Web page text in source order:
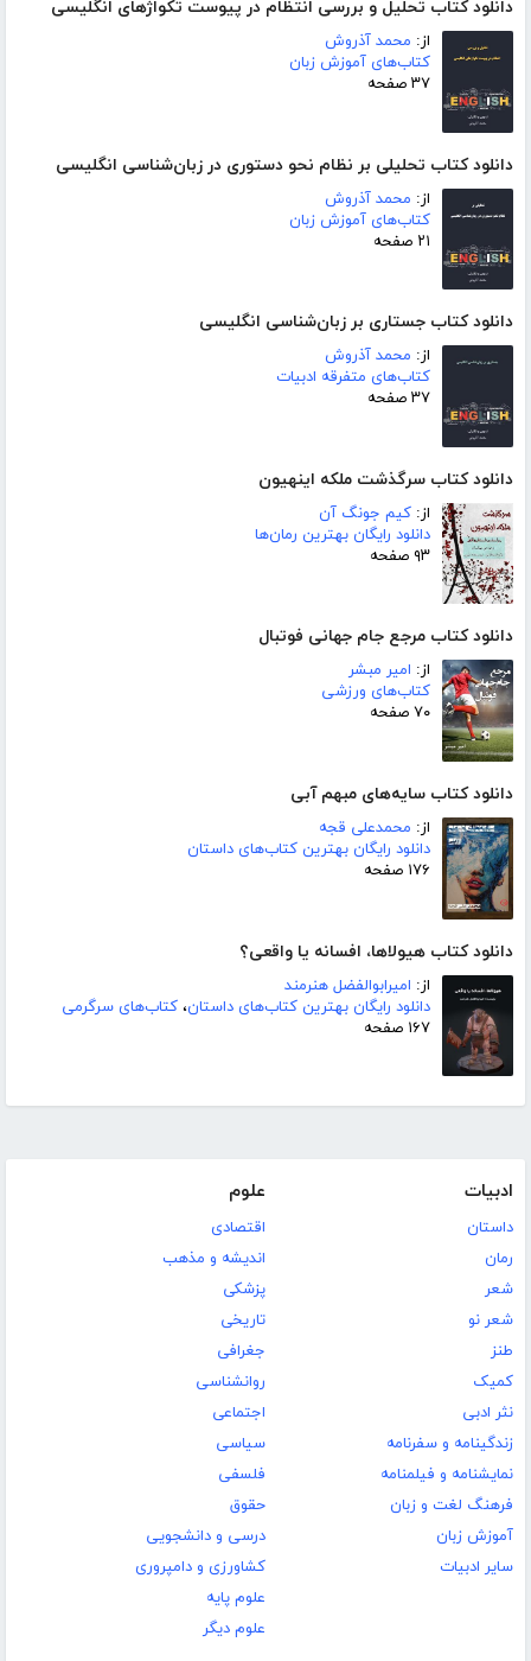
دانلود کتاب تحلیل و بررسی انتظام در پیوست تکواژهای انگلیسی
از: محمد آذروش
کتاب‌های آموزش زبان
۳۷ صفحه
دانلود کتاب تحلیلی بر نظام نحو دستوری در زبان‌شناسی انگلیسی
از: محمد آذروش
کتاب‌های آموزش زبان
۲۱ صفحه
دانلود کتاب جستاری بر زبان‌شناسی انگلیسی
از: محمد آذروش
کتاب‌های متفرقه ادبیات
۳۷ صفحه
دانلود کتاب سرگذشت ملکه اینهیون
از: کیم جونگ آن
دانلود رایگان بهترین رمان‌ها
۹۳ صفحه
دانلود کتاب مرجع جام جهانی فوتبال
از: امیر مبشر
کتاب‌های ورزشی
۷۰ صفحه
دانلود کتاب سایه‌های مبهم آبی
از: محمدعلی قجه
دانلود رایگان بهترین کتاب‌های داستان
۱۷۶ صفحه
دانلود کتاب هیولاها، افسانه یا واقعی؟
از: امیرابوالفضل هنرمند
دانلود رایگان بهترین کتاب‌های داستان، کتاب‌های سرگرمی
۱۶۷ صفحه
ادبیات
داستان
رمان
شعر
شعر نو
طنز
کمیک
نثر ادبی
زندگینامه و سفرنامه
نمایشنامه و فیلمنامه
فرهنگ لغت و زبان
آموزش زبان
سایر ادبیات
علوم
اقتصادی
اندیشه و مذهب
پزشکی
تاریخی
جغرافی
روانشناسی
اجتماعی
سیاسی
فلسفی
حقوق
درسی و دانشجویی
کشاورزی و دامپروری
علوم پایه
علوم دیگر